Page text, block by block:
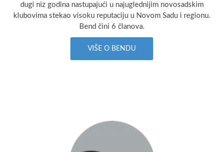
dugi niz godina nastupajući u najuglednijim novosadskim
klubovima stekao visoku reputaciju u Novom Sadu i regionu.
Bend čini 6 članova.
VIŠE O BENDU